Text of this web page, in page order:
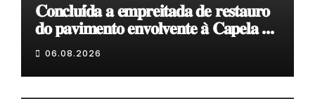
𝐂𝐨𝐧𝐜𝐥𝐮𝐢́𝐝𝐚 𝐚 𝐞𝐦𝐩𝐫𝐞𝐢𝐭𝐚𝐝𝐚 𝐝𝐞 𝐫𝐞𝐬𝐭𝐚𝐮𝐫𝐨
𝐝𝐨 𝐩𝐚𝐯𝐢𝐦𝐞𝐧𝐭𝐨 𝐞𝐧𝐯𝐨𝐥𝐯𝐞𝐧𝐭𝐞 𝐚̀ 𝐂𝐚𝐩𝐞𝐥𝐚 𝐝𝐞
𝐂𝐨𝐯𝐚𝐬
06.08.2026